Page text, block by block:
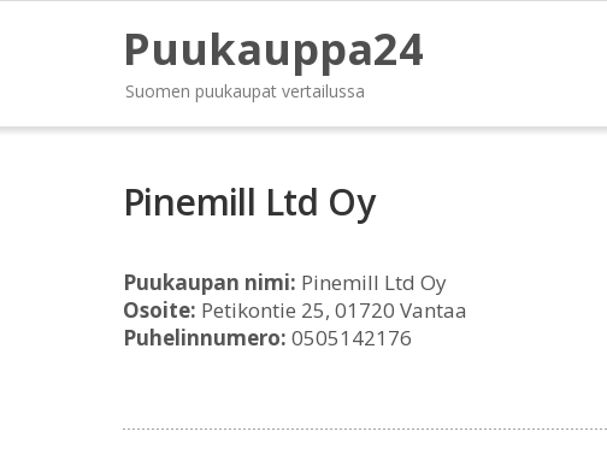
Puukauppa24
Suomen puukaupat vertailussa
Pinemill Ltd Oy
Puukaupan nimi: Pinemill Ltd Oy
Osoite: Petikontie 25, 01720 Vantaa
Puhelinnumero: 0505142176